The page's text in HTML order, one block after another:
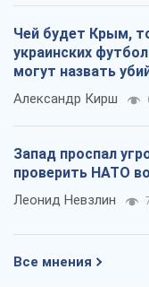
Чей будет Крым,
украинских
могут назвать
Александр Кирш
Запад проспал
проверить НАТО
Леонид Невзлин
Все мнения